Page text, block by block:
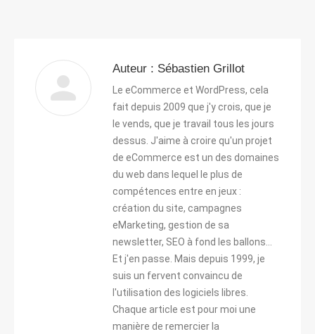
Auteur : Sébastien Grillot
Le eCommerce et WordPress, cela
fait depuis 2009 que j'y crois, que je
le vends, que je travail tous les jours
dessus. J'aime à croire qu'un projet
de eCommerce est un des domaines
du web dans lequel le plus de
compétences entre en jeux :
création du site, campagnes
eMarketing, gestion de sa
newsletter, SEO à fond les ballons...
Et j'en passe. Mais depuis 1999, je
suis un fervent convaincu de
l'utilisation des logiciels libres.
Chaque article est pour moi une
manière de remercier la